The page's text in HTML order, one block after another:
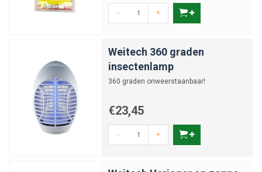
- +
Weitech 360 graden
insectenlamp
360 graden onweerstaanbaar!
€23,45
- +